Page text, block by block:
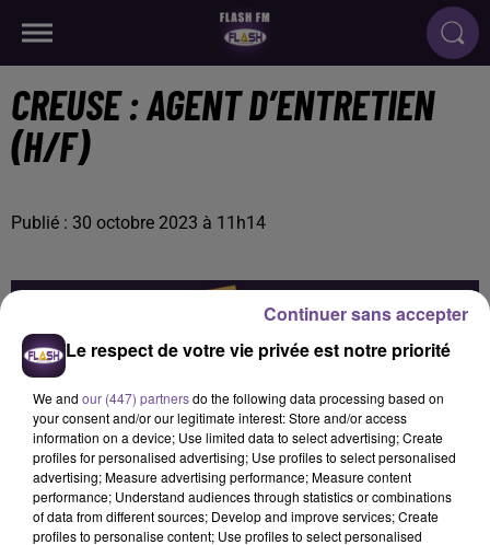
CREUSE : AGENT D’ENTRETIEN
(H/F)
Publié : 30 octobre 2023 à 11h14
Une société de Bourganeuf recherche un agent d’entretien
Le respect de votre vie privée est notre priorité
We and our (447) partnersdo the following data processing based on
your consent and/or our legitimate interest: Store and/or access
information on a device; Use limited data to select advertising; Create
profiles for personalised advertising; Use profiles to select personalised
advertising; Measure advertising performance; Measure content
performance; Understand audiences through statistics or combinations
of data from different sources; Develop and improve services; Create
profiles to personalise content; Use profiles to select personalised
Continuer sans accepter